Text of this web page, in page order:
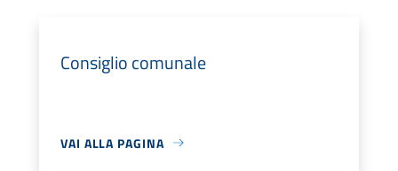
Consiglio comunale
VAI ALLA PAGINA